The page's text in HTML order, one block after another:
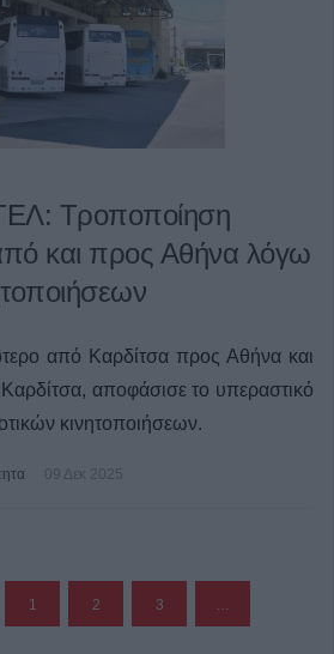
Τροποποίηση
και προς Αθήνα λόγω
από Καρδίτσα προς Αθήνα και
αποφάσισε το υπεραστικό
κινητοποιήσεων.
09 Δεκ 2025
1 2 3 …